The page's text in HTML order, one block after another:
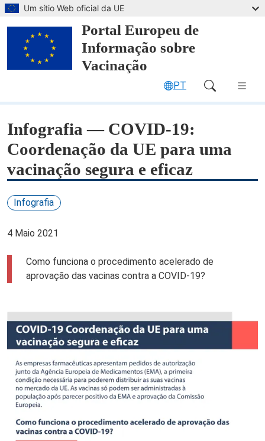
Saltar para o conteúdo principal
Um sítio Web oficial da UE
Portal Europeu de
Informação sobre
Vacinação
PT
Main Navigation (desktop)
Infografia — COVID-19:
Coordenação da UE para uma
vacinação segura e eficaz
Infografia
4 Maio 2021
Como funciona o procedimento acelerado de
aprovação das vacinas contra a COVID-19?